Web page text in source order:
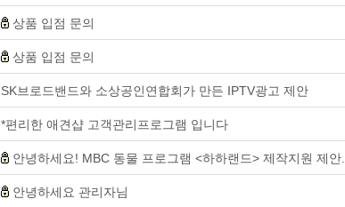
상품 입점 문의
상품 입점 문의
SK브로드밴드와 소상공인연합회가 만든 IPTV광고 제안
*편리한 애견샵 고객관리프로그램 입니다
안녕하세요! MBC 동물 프로그램 <하하랜드> 제작지원 제안..
안녕하세요 관리자님